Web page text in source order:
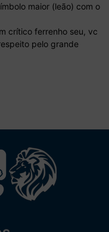
maior (leão) com o
crítico ferrenho seu, vc
pelo grande